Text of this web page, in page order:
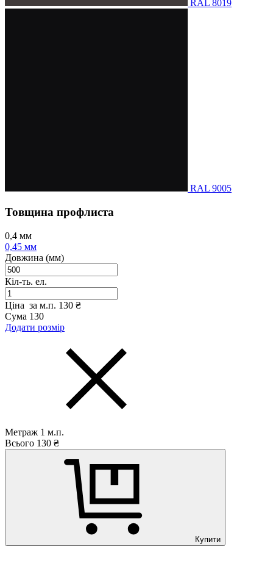
RAL 8019
RAL 9005
Товщина профлиста
0,4 мм
0,45 мм
Довжина (мм)
Кіл-ть. ел.
Ціна за м.п. 130 ₴
Сума 130
Додати розмір
Метраж 1 м.п.
Всього 130 ₴
Купити